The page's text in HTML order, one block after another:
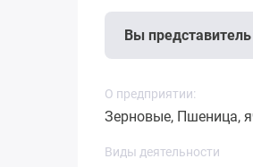
Вы
О предприятии:
Зерновые, Пшеница,
Виды деятельности